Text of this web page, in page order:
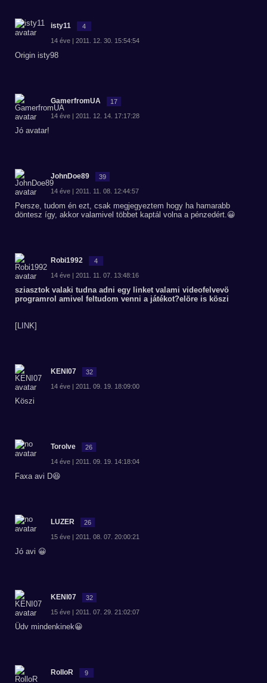
isty11 4
14 éve | 2011. 12. 30. 15:54:54
Origin isty98
GamerfromUA 17
14 éve | 2011. 12. 14. 17:17:28
Jó avatar!
JohnDoe89 39
14 éve | 2011. 11. 08. 12:44:57
Persze, tudom én ezt, csak megjegyeztem hogy ha hamarabb
döntesz így, akkor valamivel többet kaptál volna a pénzedért.😀
Robi1992 4
14 éve | 2011. 11. 07. 13:48:16
sziasztok valaki tudna adni egy linket valami videofelvevö
programrol amivel feltudom venni a játékot?elöre is köszi
[LINK]
KENI07 32
14 éve | 2011. 09. 19. 18:09:00
Köszi
Torolve 26
14 éve | 2011. 09. 19. 14:18:04
Faxa avi D😆
LUZER 26
15 éve | 2011. 08. 07. 20:00:21
Jó avi 😀
KENI07 32
15 éve | 2011. 07. 29. 21:02:07
Üdv mindenkinek😀
RolloR 9